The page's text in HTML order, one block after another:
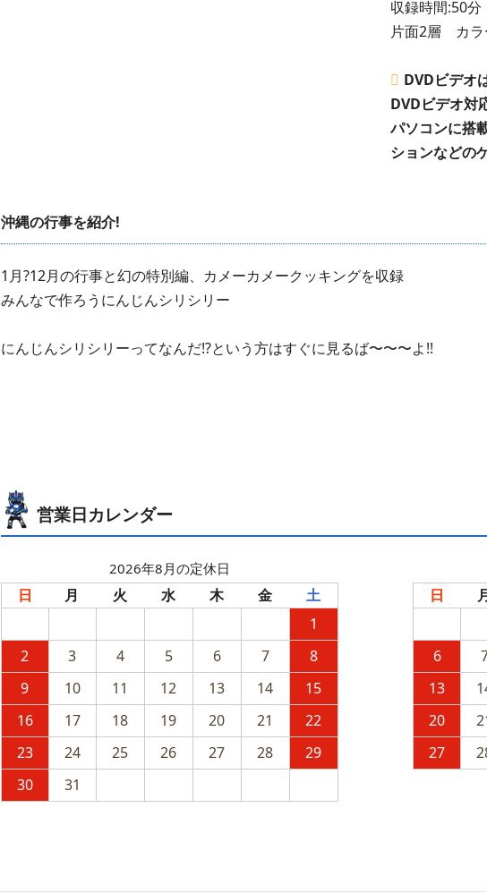
収録時間:50分
片面2層 カ
DVDビデオ
DVDビデオ対
パソコンに搭
ションなどの
沖縄の行事を紹介!
1月?12月の行事と幻の特別編、カメーカメークッキングを収録
みんなで作ろうにんじんシリシリー
にんじんシリシリーってなんだ!?という方はすぐに見るば〜〜〜よ!!
営業日カレンダー
2026年8月の定休日
日 月 火 水 木 金
土
1
2
3 4 5 6 7
8
9
10 11 12 13 14
15
16
17 18 19 20 21
22
23
24 25 26 27 28
29
30
31
日
6
13
20
27